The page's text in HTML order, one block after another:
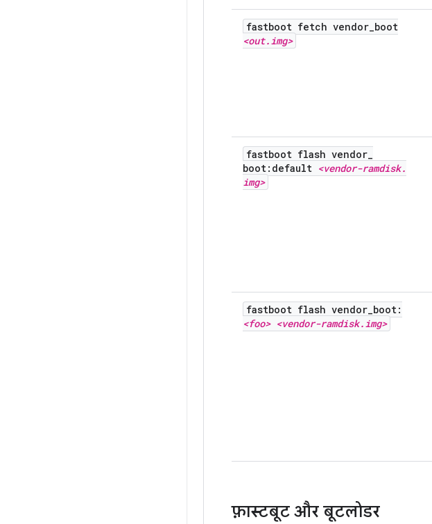
fastboot fetch vendor_boot
<out.img>
fastboot flash vendor_
boot:default <vendor-ramdisk.
img>
fastboot flash vendor_boot:
<foo> <vendor-ramdisk.img>
फ़ास्टबूट और बूटलोडर